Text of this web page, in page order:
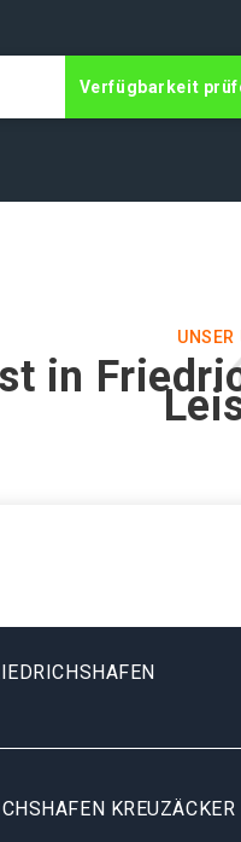
Verfügbarkeit
UNSER
in
KREUZÄCKER